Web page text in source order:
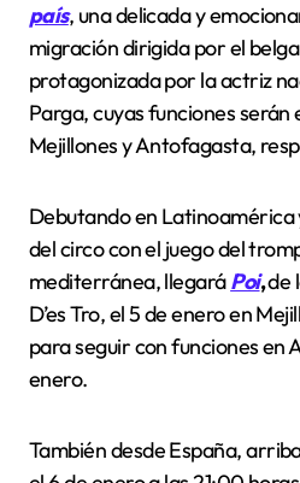
país, una delicada y
migración dirigida por el
protagonizada por la actriz
Parga, cuyas funciones serán
Mejillones y Antofagasta,
Debutando en Latinoamérica
del circo con el juego del
mediterránea, llegaráPoi,de
D’es Tro, el 5 de enero en
para seguir con funciones en
enero.
También desde España,